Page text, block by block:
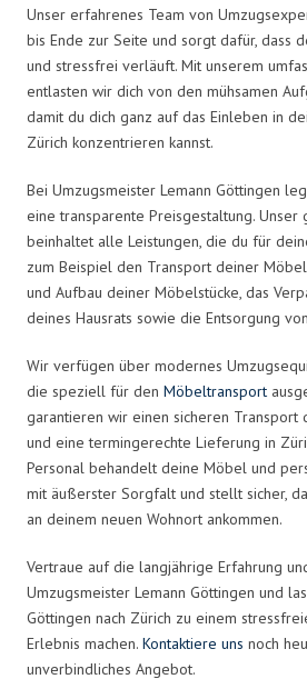
Unser erfahrenes Team von
bis Ende zur Seite und sorgt dafür, dass
und stressfrei verläuft. Mit unserem
entlasten wir dich von den mühsamen
damit du dich ganz auf das Einleben in
Zürich konzentrieren kannst.
Bei Umzugsmeister Lemann Göttingen
eine transparente Preisgestaltung. Unser
beinhaltet alle Leistungen, die du für
zum Beispiel den Transport deiner
und Aufbau deiner Möbelstücke, das
deines Hausrats sowie die Entsorgung
Wir verfügen über modernes
die speziell für den Möbeltransport
garantieren wir einen sicheren Transport
und eine termingerechte Lieferung in
Personal behandelt deine Möbel und
mit äußerster Sorgfalt und stellt sicher,
an deinem neuen Wohnort ankommen.
Vertraue auf die langjährige Erfahrung
Umzugsmeister Lemann Göttingen und
Göttingen nach Zürich zu einem
Erlebnis machen. Kontaktiere uns noch
unverbindliches Angebot.